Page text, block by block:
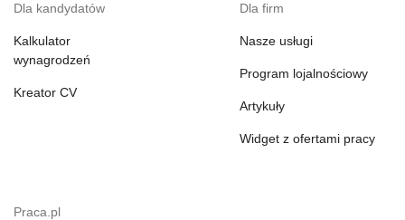
Dla kandydatów
Kalkulator
wynagrodzeń
Kreator CV
Dla firm
Nasze usługi
Program lojalnościowy
Artykuły
Widget z ofertami pracy
Praca.pl